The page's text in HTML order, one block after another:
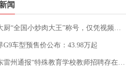
闻
“全国小炒肉大王”称号，仅凭视频评出？中国烹饪协会回应
G9车型预售价公布：43.98万起
通报“特殊教育学校教师招聘存在违规行为”：已启动问责程序 副校长被停职